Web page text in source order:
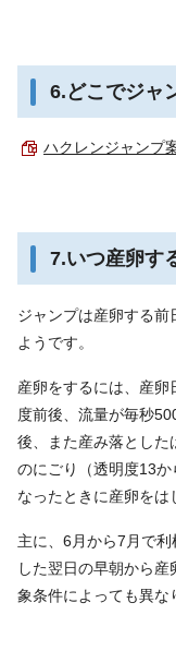
6.どこでジャ
ハクレンジャンプ
7.いつ産卵す
ジャンプは産卵する
ようです。
産卵をするには、産
度前後、流量が毎秒
後、また産み落とした
のにごり（透明度13
なったときに産卵をは
主に、6月から7月で
した翌日の早朝から
象条件によっても異な